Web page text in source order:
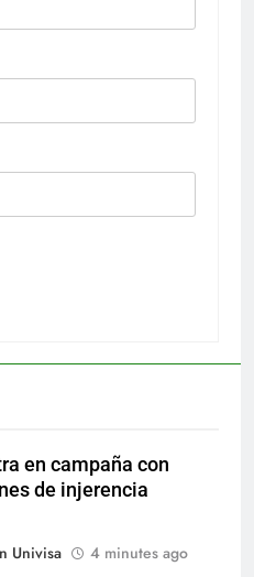
en campaña con
de injerencia
Univisa
4 minutes ago